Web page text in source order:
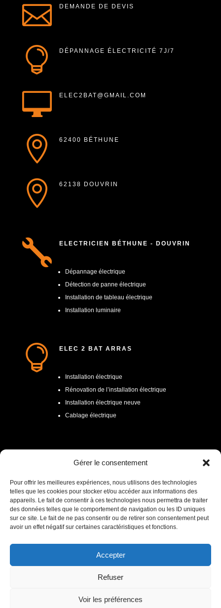
Gérer le consentement
Pour offrir les meilleures expériences, nous utilisons des technologies
telles que les cookies pour stocker et/ou accéder aux informations des
appareils. Le fait de consentir à ces technologies nous permettra de traiter
des données telles que le comportement de navigation ou les ID uniques
sur ce site. Le fait de ne pas consentir ou de retirer son consentement peut
avoir un effet négatif sur certaines caractéristiques et fonctions.
Accepter
Refuser
Voir les préférences
 DEMANDE DE DEVIS
 DÉPANNAGE ÉLECTRICITÉ 7J/7
 ELEC2BAT@GMAIL.COM
 62400 BÉTHUNE
 62138 DOUVRIN
 ELECTRICIEN BÉTHUNE - DOUVRIN
Dépannage électrique
Détection de panne électrique
Installation de tableau électrique
Installation luminaire
 ELEC 2 BAT ARRAS
Installation électrique
Rénovation de l’installation électrique
Installation électrique neuve
Cablage électrique
Tarif électricien
Devis gratuit et sans engagement
Zone d’intervention
CONTACTEZ-NOUS MAINTENANT